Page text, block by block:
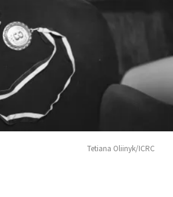
Tetiana Oliinyk/ICRC